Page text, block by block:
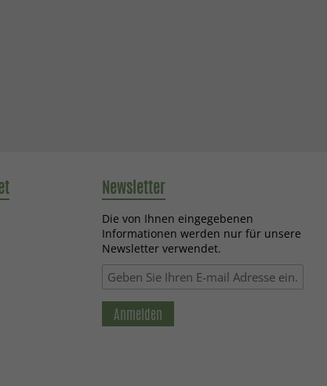
Newsletter
Die von Ihnen eingegebenen
Informationen werden nur für unsere
Newsletter verwendet.
Anmelden